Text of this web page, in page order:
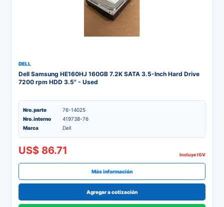
DELL
Dell Samsung HE160HJ 160GB 7.2K SATA 3.5-Inch Hard Drive
7200 rpm HDD 3.5" - Used
Nro. parte
76-14025
Nro. interno
419738-76
Marca
Dell
US$ 86.71 Incluye IGV
Más información
Agregar a cotización